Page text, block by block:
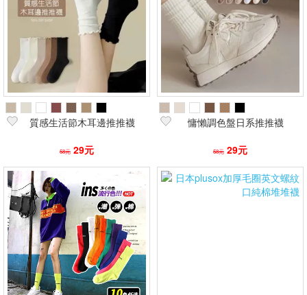
質感生活節木耳邊推推襪
58元 29元
慵懶調色盤日系推推襪
58元 29元